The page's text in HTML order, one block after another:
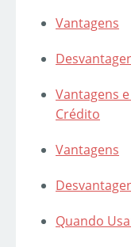
Vantagens
Vantagens
Crédito
Vantagens
Quando